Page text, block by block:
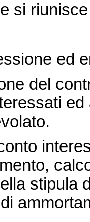
riunisce
ed
del
stipula